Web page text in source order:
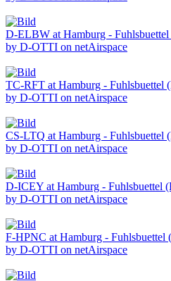
D-ELBW at Hamburg -
by D-OTTI on netAirspace
TC-RFT at Hamburg - Fuhlsbuettel
by D-OTTI on netAirspace
CS-LTQ at Hamburg - Fuhlsbuettel
by D-OTTI on netAirspace
D-ICEY at Hamburg - Fuhlsbuettel
by D-OTTI on netAirspace
F-HPNC at Hamburg - Fuhlsbuettel
by D-OTTI on netAirspace